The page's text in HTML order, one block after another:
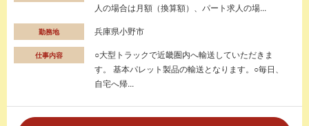
人の場合は月額（換算額）、パート求人の場...
勤務地 兵庫県小野市
仕事内容
○大型トラックで近畿圏内へ輸送していただきま
す。 基本パレット製品の輸送となります。○毎日、
自宅へ帰...